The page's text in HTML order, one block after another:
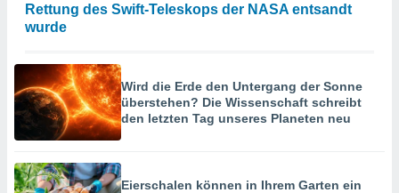
Rettung des Swift-Teleskops der NASA entsandt
wurde
Wird die Erde den Untergang der Sonne
überstehen? Die Wissenschaft schreibt
den letzten Tag unseres Planeten neu
Eierschalen können in Ihrem Garten ein